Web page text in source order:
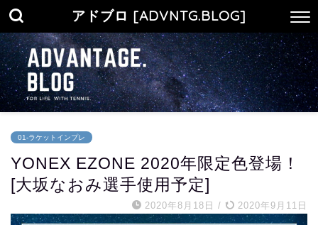
アドブロ [ADVNTG.BLOG]
01-ラケットインプレ
YONEX EZONE 2020年限定色登場！
[大坂なおみ選手使用予定]
2020年8月18日 / 2020年9月11日